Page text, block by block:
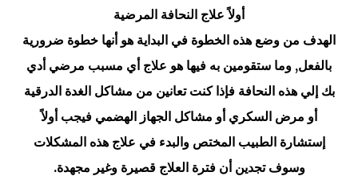
أولاً علاج النحافة المرضية
الهدف من وضع هذه الخطوة في البداية هو أنها خطوة ضرورية
بالفعل, وما ستقومين به فيها هو علاج أي مسبب مرضي أدي
بك إلي هذه النحافة فإذا كنت تعانين من مشاكل الغدة الدرقية
أو مرض السكري أو مشاكل الجهاز الهضمي فيجب أولاً
إستشارة الطبيب المختص والبدء في علاج هذه المشكلات
وسوف تجدين أن فترة العلاج قصيرة وغير مجهدة.